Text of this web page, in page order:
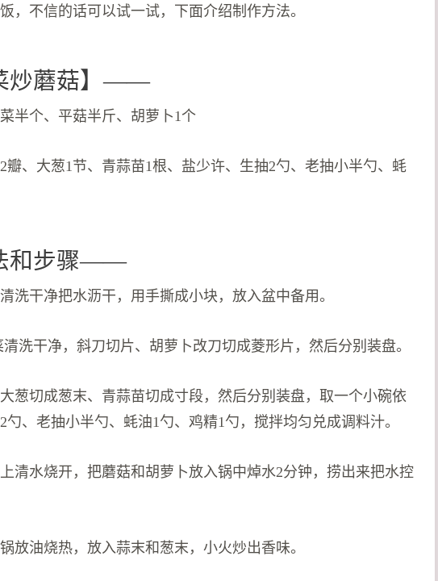
，不信的话可以试一试，下面介绍制作方法。
炒蘑菇】——
半个、平菇半斤、胡萝卜1个
瓣、大葱1节、青蒜苗1根、盐少许、生抽2勺、老抽小半勺、蚝
和步骤——
洗干净把水沥干，用手撕成小块，放入盆中备用。
清洗干净，斜刀切片、胡萝卜改刀切成菱形片，然后分别装盘。
大葱切成葱末、青蒜苗切成寸段，然后分别装盘，取一个小碗依
勺、老抽小半勺、蚝油1勺、鸡精1勺，搅拌均匀兑成调料汁。
上清水烧开，把蘑菇和胡萝卜放入锅中焯水2分钟，捞出来把水控
放油烧热，放入蒜末和葱末，小火炒出香味。